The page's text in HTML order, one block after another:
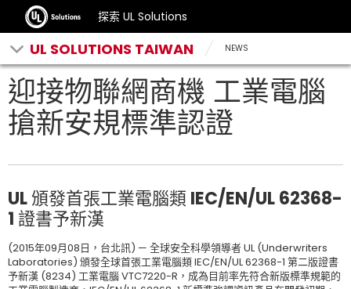
探索 UL Solutions
UL SOLUTIONS TAIWAN NEWS
迎接物聯網商機 工業電腦
搶新安規標準認證
UL 頒發首張工業電腦類 IEC/EN/UL 62368-
1 證書予新漢
(2015年09月08日，台北訊) — 全球安全科學領導者 UL (Underwriters
Laboratories) 頒發全球首張工業電腦類 IEC/EN/UL 62368-1 第二版證書
予新漢 (8234) 工業電腦 VTC7220-R，成為目前率先符合新版標準規範的